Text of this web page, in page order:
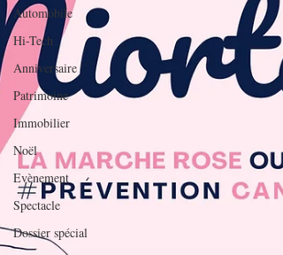
Automobile
Hi-Tech
Anniversaire
Patrimoine
Immobilier
Noël
Evènement
Spectacle
Dossier spécial